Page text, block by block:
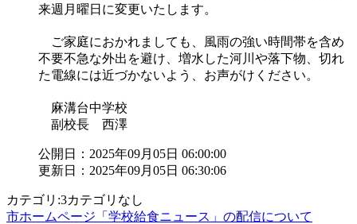
来週月曜日に変更いたします。
ご家庭におかれましても、風雨の強い時間帯を含め
不要不急な外出を避け、増水した河川や落下物、切れ
た電線には近づかないよう、お声がけください。
麻溝台中学校
副校長 西澤
公開日：2025年09月05日 06:00:00
更新日：2025年09月05日 06:30:06
カテゴリ:3カテゴリなし
市ホームページ「学校給食ニュース」の配信について